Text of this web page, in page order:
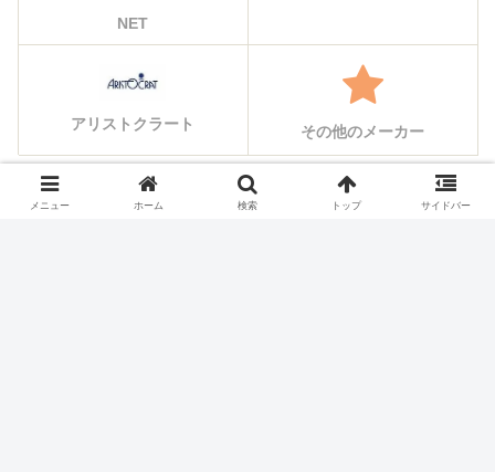
NET
アリストクラート その他のメーカー
メニュー ホーム 検索 トップ サイドバー